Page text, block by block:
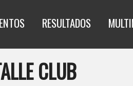
RESULTADOS
CLUB